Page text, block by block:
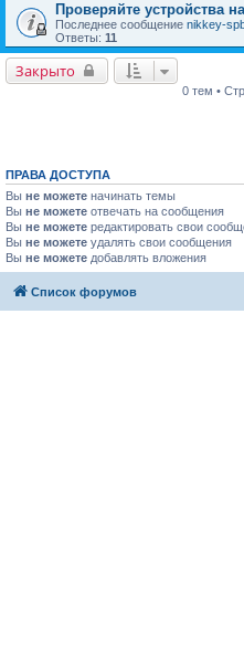
Проверяйте устройства
Последнее сообщение nikkey-
Ответы: 11
Закрыто
0 тем •
ПРАВА ДОСТУПА
Вы не можете начинать темы
Вы не можете отвечать на сообщения
Вы не можете редактировать свои
Вы не можете удалять свои сообщения
Вы не можете добавлять вложения
Список форумов